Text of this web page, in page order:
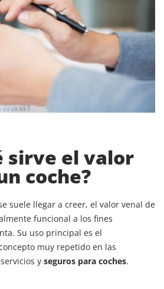
sirve el valor
coche?
suele llegar a creer, el valor venal de
funcional a los fines
Su uso principal es el
muy repetido en las
y seguros para coches.